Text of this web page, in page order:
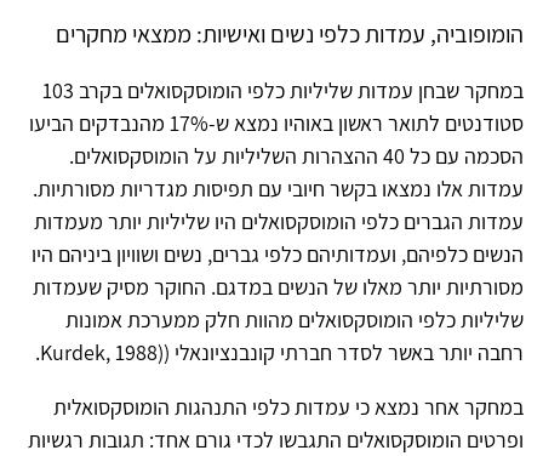
הומופוביה, עמדות כלפי נשים ואישיות: ממצאי מחקרים
במחקר שבחן עמדות שליליות כלפי הומוסקסואלים בקרב 103
סטודנטים לתואר ראשון באוהיו נמצא ש-17% מהנבדקים הביעו
הסכמה עם כל 40 ההצהרות השליליות על הומוסקסואלים.
עמדות אלו נמצאו בקשר חיובי עם תפיסות מגדריות מסורתיות.
עמדות הגברים כלפי הומוסקסואלים היו שליליות יותר מעמדות
הנשים כלפיהם, ועמדותיהם כלפי גברים, נשים ושוויון ביניהם היו
מסורתיות יותר מאלו של הנשים במדגם. החוקר מסיק שעמדות
שליליות כלפי הומוסקסואלים מהוות חלק ממערכת אמונות
רחבה יותר באשר לסדר חברתי קונבנציונאלי ((Kurdek, 1988.
במחקר אחר נמצא כי עמדות כלפי התנהגות הומוסקסואלית
ופרטים הומוסקסואלים התגבשו לכדי גורם אחד: תגובות רגשיות